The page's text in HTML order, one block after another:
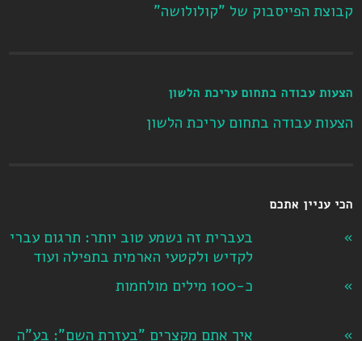
קבוצת הפייסבוק של "קולולושה"
הצעות עבודה בתחום עריכת הלשון
הצעות עבודה בתחום עריכת הלשון
הכי עניין אתכם
בעברית זה נשמע טוב יותר: תרגום עברי
לקדיש ולקטעי הארמית בתפילה ועוד
כ-100 מילים מולחמות
איך אתם מקצרים "בעזרת השם": בע"ה